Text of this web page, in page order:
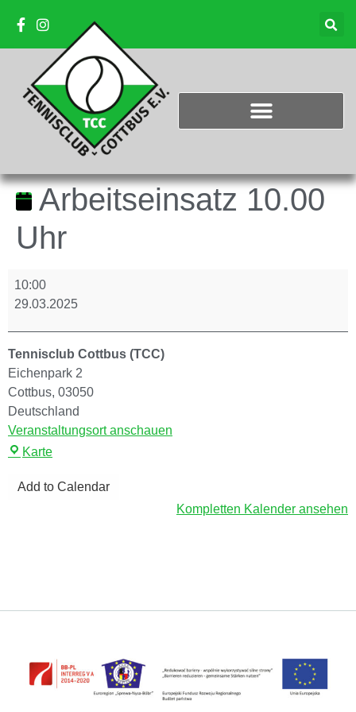
Arbeitseinsatz 10.00
Uhr
10:00
29.03.2025
Tennisclub Cottbus (TCC)
Eichenpark 2
Cottbus, 03050
Deutschland
Veranstaltungsort anschauen
Karte
Add to Calendar
Kompletten Kalender ansehen